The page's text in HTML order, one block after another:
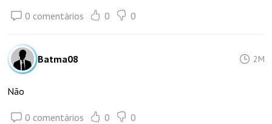
0 comentários 0 0
Batma08 2M
Não
0 comentários 0 0